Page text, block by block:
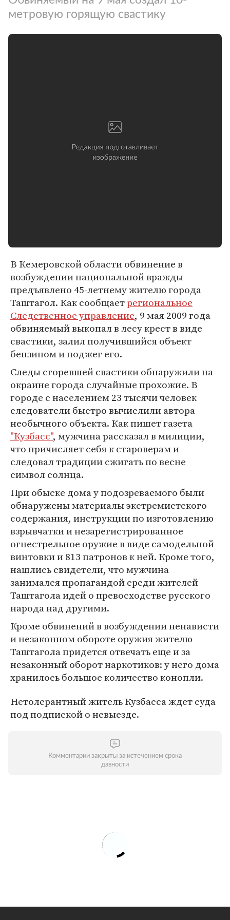
метровую горящую свастику
В Кемеровской области обвинение в
возбуждении национальной вражды
предъявлено 45-летнему жителю города
Таштагол. Как сообщаетрегиональное
Следственное управление, 9 мая 2009 года
обвиняемый выкопал в лесу крест в виде
свастики, залил получившийся объект
бензином и поджег его.
Следы сгоревшей свастики обнаружили на
окраине города случайные прохожие. В
городе с населением 23 тысячи человек
следователи быстро вычислили автора
необычного объекта. Как пишет газета
"Кузбасс", мужчина рассказал в милиции,
что причисляет себя к староверам и
следовал традиции сжигать по весне
символ солнца.
При обыске дома у подозреваемого были
обнаружены материалы экстремистского
содержания, инструкции по изготовлению
взрывчатки и незарегистрированное
огнестрельное оружие в виде самодельной
винтовки и 813 патронов к ней. Кроме того,
нашлись свидетели, что мужчина
занимался пропагандой среди жителей
Таштагола идей о превосходстве русского
народа над другими.
Кроме обвинений в возбуждении ненависти
и незаконном обороте оружия жителю
Таштагола придется отвечать еще и за
незаконный оборот наркотиков: у него дома
хранилось большое количество конопли.
Нетолерантный житель Кузбасса ждет суда
под подпиской о невыезде.
Комментарии закрыты за истечением срока
давности